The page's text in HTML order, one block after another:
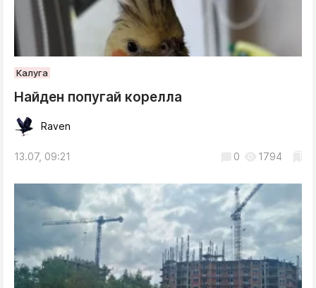
Калуга
Найден попугай корелла
Raven
13.07, 09:21 0 1794